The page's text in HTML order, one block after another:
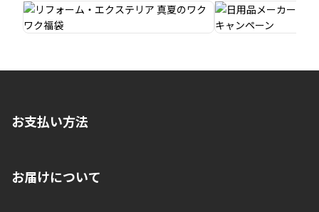
お支払い方法
いいただくことはできません。ご了承ください。
お届けについて